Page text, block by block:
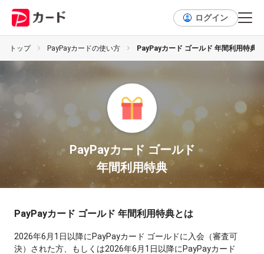
ログイン
トップ PayPayカードの使い方 PayPayカード ゴールド 年間利用特典
PayPayカード ゴールド
年間利用特典
PayPayカード ゴールド 年間利用特典とは
2026年6月1日以降にPayPayカード ゴールドに入会（審査可
決）された方、もしくは2026年6月1日以降にPayPayカード